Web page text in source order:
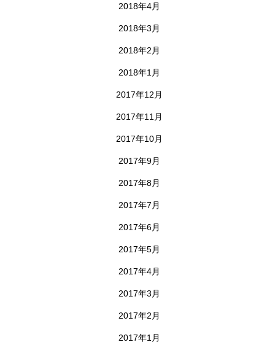
2018年4月
2018年3月
2018年2月
2018年1月
2017年12月
2017年11月
2017年10月
2017年9月
2017年8月
2017年7月
2017年6月
2017年5月
2017年4月
2017年3月
2017年2月
2017年1月